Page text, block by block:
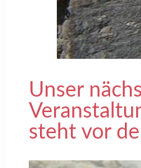
Unser
steht vor